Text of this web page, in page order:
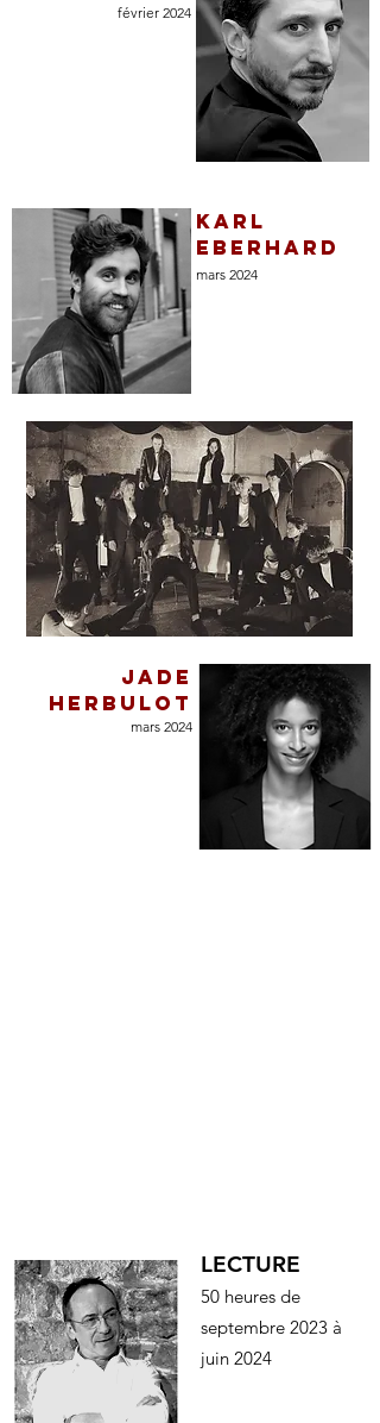
février 2024
KARL
EBERHARD
mars 2024
JADE
HERBULOT
mars 2024
LECTURE
50 heures de
septembre 2023 à
juin 2024